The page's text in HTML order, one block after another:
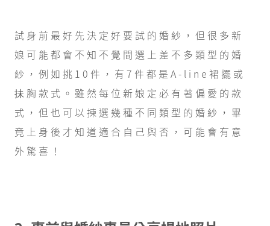
試身前最好先決定好要試的婚紗，但很多新
娘可能都會不知不覺間選上差不多類型的婚
紗，例如挑10件，有7件都是A-line裙擺或
抺胸款式。雖然每位新娘定必有著偏愛的款
式，但也可以揀選幾種不同類型的婚紗，畢
竟上身後才知道適合自己與否，可能會有意
外驚喜！